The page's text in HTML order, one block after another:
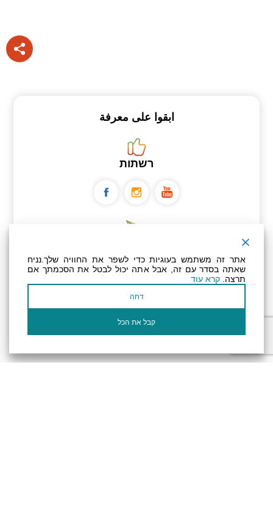
ابقوا على معرفة
רשתות
عنوان بريدك الإلكتروني
أؤكد أنني قرأت وأوافق على سياسةالخصوصية
وسياسة ملفات تعريف الارتباط الخاصة
אתר זה משתמש בעוגיות כדי לשפר את החוויה שלך.נניח
שאתה בסדר עם זה, אבל אתה יכול לבטל את הסכמתך אם
תרצה. קרא עוד
דחה
קבל את הכל